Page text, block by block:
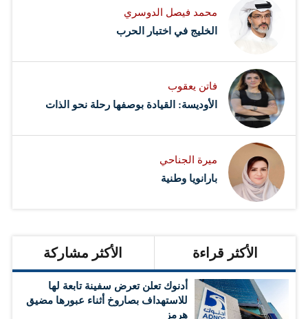
محمد فيصل الدوسري ​
‏الخليج في اختبار الحرب
فاتن يعقوب
الأوديسة: القيادة بوصفها رحلة نحو الذات
ميرة الجناحي
بارانويا وطنية
الأكثر قراءة الأكثر مشاركة
أدنوك تعلن تعرض سفينة تابعة لها
للاستهداف بصاروخ أثناء عبورها مضيق
هرمز